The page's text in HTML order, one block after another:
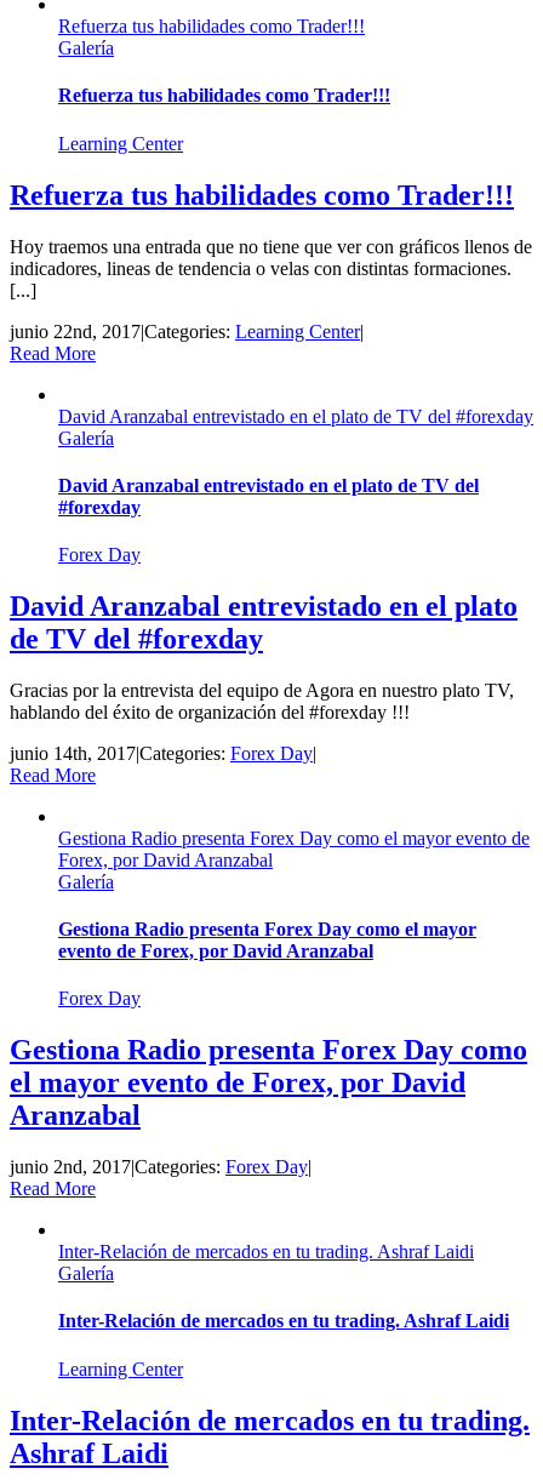
Refuerza tus habilidades como Trader!!!
Galería
Refuerza tus habilidades como Trader!!!
Learning Center
Refuerza tus habilidades como Trader!!!
Hoy traemos una entrada que no tiene que ver con gráficos llenos de
indicadores, lineas de tendencia o velas con distintas formaciones.
[...]
junio 22nd, 2017|Categories: Learning Center|
Read More
David Aranzabal entrevistado en el plato de TV del #forexday
Galería
David Aranzabal entrevistado en el plato de TV del
#forexday
Forex Day
David Aranzabal entrevistado en el plato
de TV del #forexday
Gracias por la entrevista del equipo de Agora en nuestro plato TV,
hablando del éxito de organización del #forexday !!!
junio 14th, 2017|Categories: Forex Day|
Read More
Gestiona Radio presenta Forex Day como el mayor evento de
Forex, por David Aranzabal
Galería
Gestiona Radio presenta Forex Day como el mayor
evento de Forex, por David Aranzabal
Forex Day
Gestiona Radio presenta Forex Day como
el mayor evento de Forex, por David
Aranzabal
junio 2nd, 2017|Categories: Forex Day|
Read More
Inter-Relación de mercados en tu trading. Ashraf Laidi
Galería
Inter-Relación de mercados en tu trading. Ashraf Laidi
Learning Center
Inter-Relación de mercados en tu trading.
Ashraf Laidi